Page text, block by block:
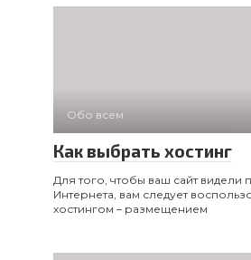
Обо всем
Как выбрать хостинг
Для того, чтобы ваш сайт видели
Интернета, вам следует
хостингом – размещением